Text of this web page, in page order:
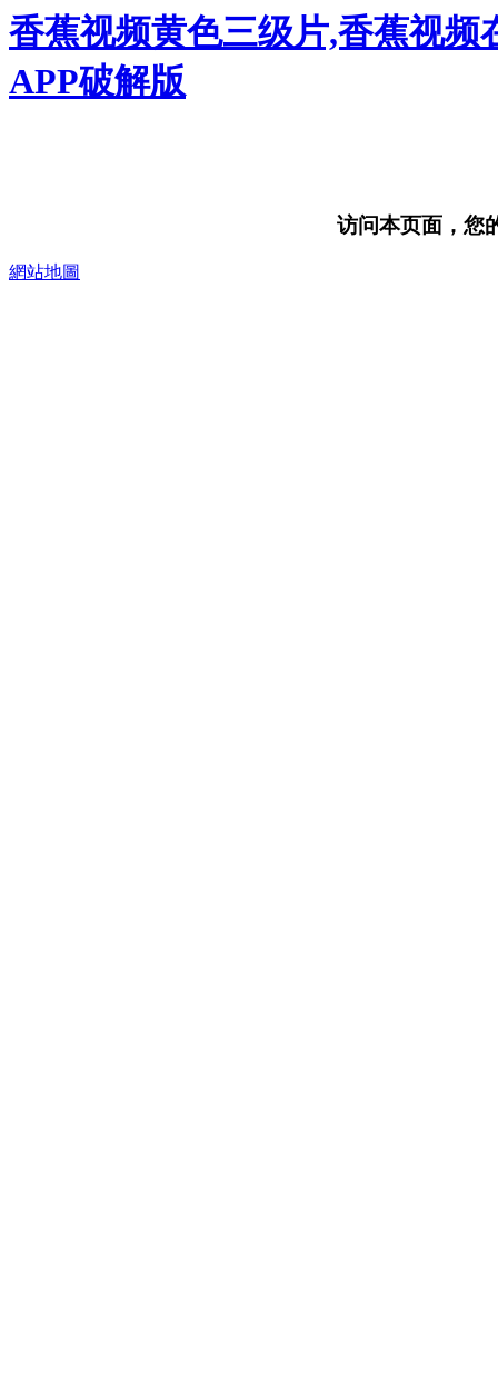
香蕉视频黄色三级片,香蕉视
APP破解版
访问本页面，您
網站地圖